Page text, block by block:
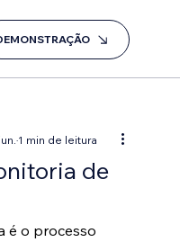
de
1 min de leitura
é o processo